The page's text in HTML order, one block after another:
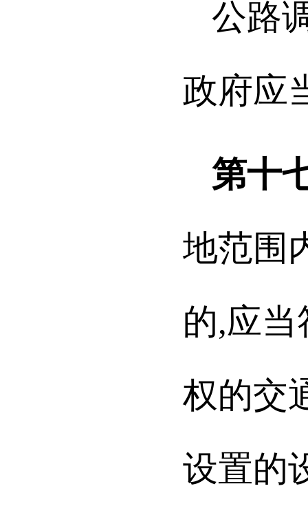
公路
政府应
第十
地范围
的,应
权的交
设置的